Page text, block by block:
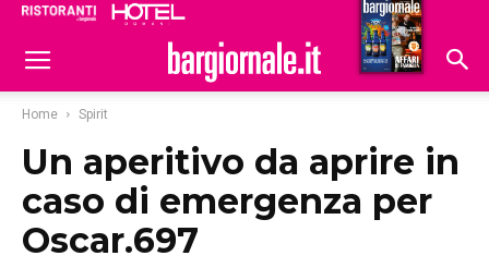
Hoteldomani
Home Spirit
Un aperitivo da aprire in
caso di emergenza per
Oscar.697